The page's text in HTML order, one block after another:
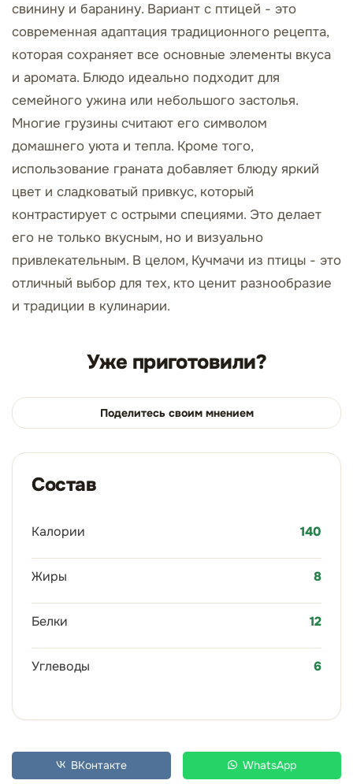
свинину и баранину. Вариант с птицей - это
современная адаптация традиционного рецепта,
которая сохраняет все основные элементы вкуса
и аромата. Блюдо идеально подходит для
семейного ужина или небольшого застолья.
Многие грузины считают его символом
домашнего уюта и тепла. Кроме того,
использование граната добавляет блюду яркий
цвет и сладковатый привкус, который
контрастирует с острыми специями. Это делает
его не только вкусным, но и визуально
привлекательным. В целом, Кучмачи из птицы - это
отличный выбор для тех, кто ценит разнообразие
и традиции в кулинарии.
Уже приготовили?
Поделитесь своим мнением
Состав
Калории 140
Жиры 8
Белки 12
Углеводы 6
ВКонтакте WhatsApp